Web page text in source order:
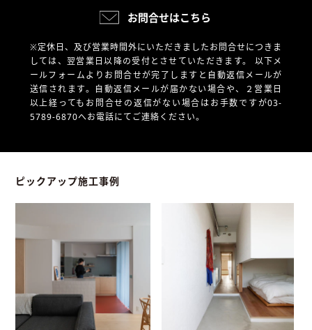
お問合せはこちら
※定休日、及び営業時間外にいただきましたお問合せにつきま
しては、翌営業日以降の受付とさせていただきます。 以下メ
ールフォームよりお問合せが完了しますと自動返信メールが
送信されます。自動返信メールが届かない場合や、
２営業日
以上経ってもお問合せの返信がない場合はお手数ですが03-
5789-6870へお電話にてご連絡ください。
ピックアップ施工事例